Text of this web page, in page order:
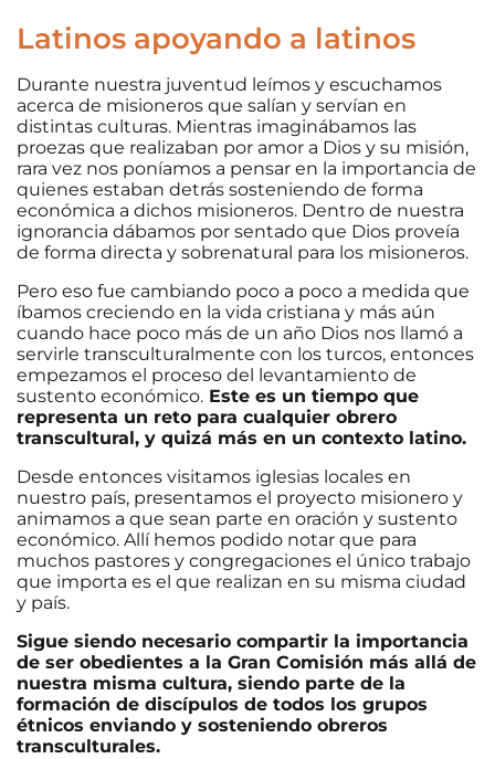
Latinos apoyando a latinos
Durante nuestra juventud leímos y escuchamos
acerca de misioneros que salían y servían en
distintas culturas. Mientras imaginábamos las
proezas que realizaban por amor a Dios y su misión,
rara vez nos poníamos a pensar en la importancia de
quienes estaban detrás sosteniendo de forma
económica a dichos misioneros. Dentro de nuestra
ignorancia dábamos por sentado que Dios proveía
de forma directa y sobrenatural para los misioneros.
Pero eso fue cambiando poco a poco a medida que
íbamos creciendo en la vida cristiana y más aún
cuando hace poco más de un año Dios nos llamó a
servirle transculturalmente con los turcos, entonces
empezamos el proceso del levantamiento de
sustento económico. Este es un tiempo que
representa un reto para cualquier obrero
transcultural, y quizá más en un contexto latino.
Desde entonces visitamos iglesias locales en
nuestro país, presentamos el proyecto misionero y
animamos a que sean parte en oración y sustento
económico. Allí hemos podido notar que para
muchos pastores y congregaciones el único trabajo
que importa es el que realizan en su misma ciudad
y país.
Sigue siendo necesario compartir la importancia
de ser obedientes a la Gran Comisión más allá de
nuestra misma cultura, siendo parte de la
formación de discípulos de todos los grupos
étnicos enviando y sosteniendo obreros
transculturales.